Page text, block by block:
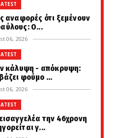
αναφορές ότι ξεμένουν
Ο...
06, 2026
κάλυψη - απόκρυψη:
φούμο ...
06, 2026
την 46χρονη
γ...